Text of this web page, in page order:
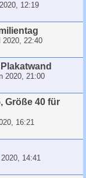
12:19
2020, 22:40
2020, 21:00
Größe 40 für
16:21
14:41